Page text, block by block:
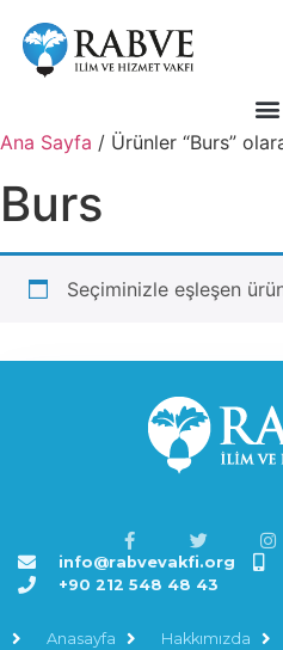
Ana Sayfa / Ürünler “Burs”
Burs
Seçiminizle eşleşen
info@rabvevakfi.org
+90 212 548 48 43
Anasayfa Hakkımızda